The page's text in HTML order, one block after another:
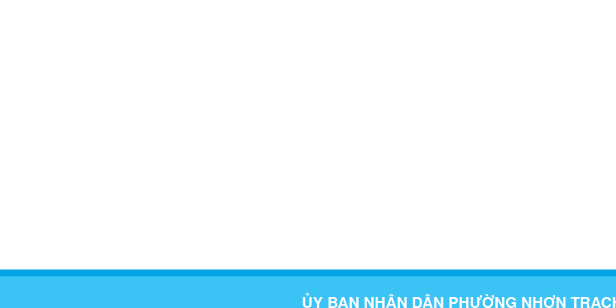
ỦY BAN NHÂN DÂN PHƯỜNG NHƠN